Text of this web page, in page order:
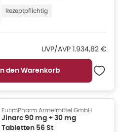
Rezeptpflichtig
UVP/AVP UVP/AVP:
1.934,82 €
In den Warenkorb
EurimPharm Arzneimittel GmbH
Jinarc 90 mg + 30 mg
Tabletten 56 St